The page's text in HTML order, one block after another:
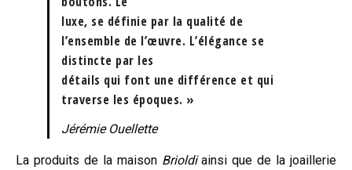
luxe, se définie par la qualité de
l’ensemble de l’œuvre. L’élégance se
distincte par les
détails qui font une différence et qui
traverse les époques. »
Jérémie Ouellette
La produits de la maison Brioldiainsi que de la joaillerie